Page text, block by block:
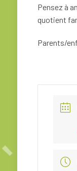
Pensez à
quotient
Parents/